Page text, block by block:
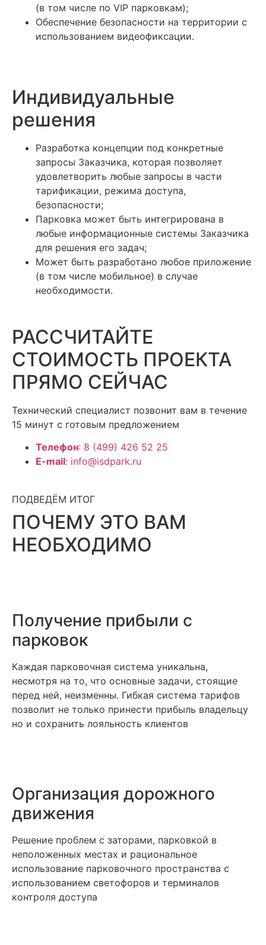
(в том числе по VIP парковкам);
Обеспечение безопасности на территории с
использованием видеофиксации.
Индивидуальные
решения
Разработка концепции под конкретные
запросы Заказчика, которая позволяет
удовлетворить любые запросы в части
тарификации, режима доступа,
безопасности;
Парковка может быть интегрирована в
любые информационные системы Заказчика
для решения его задач;
Может быть разработано любое приложение
(в том числе мобильное) в случае
необходимости.
РАССЧИТАЙТЕ
СТОИМОСТЬ ПРОЕКТА
ПРЯМО СЕЙЧАС
Технический специалист позвонит вам в течение
15 минут с готовым предложением
Телефон: 8 (499) 426 52 25
E-mail: info@isdpark.ru
ПОДВЕДЁМ ИТОГ
ПОЧЕМУ ЭТО ВАМ
НЕОБХОДИМО
Получение прибыли с
парковок
Каждая парковочная система уникальна,
несмотря на то, что основные задачи, стоящие
перед ней, неизменны. Гибкая система тарифов
позволит не только принести прибыль владельцу
но и сохранить лояльность клиентов
Организация дорожного
движения
Решение проблем с заторами, парковкой в
неположенных местах и рациональное
использование парковочного пространства с
использованием светофоров и терминалов
контроля доступа